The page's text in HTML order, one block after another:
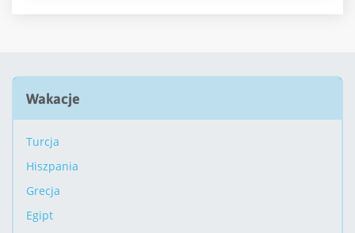
Wakacje
Turcja
Hiszpania
Grecja
Egipt